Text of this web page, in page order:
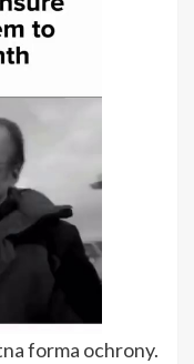
forma ochrony.